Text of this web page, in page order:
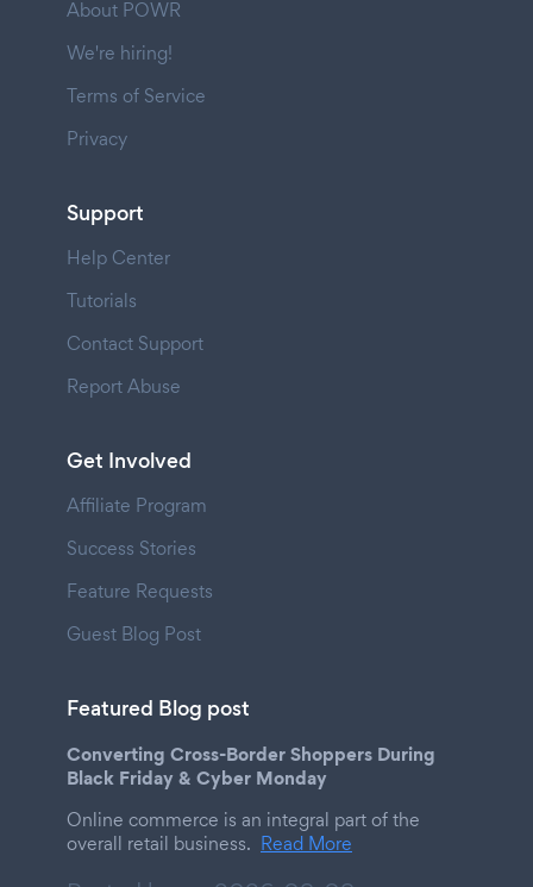
About POWR
We're hiring!
Terms of Service
Privacy
Support
Help Center
Tutorials
Contact Support
Report Abuse
Get Involved
Affiliate Program
Success Stories
Feature Requests
Guest Blog Post
Featured Blog post
Converting Cross-Border Shoppers During
Black Friday & Cyber Monday
Online commerce is an integral part of the
overall retail business. Read More